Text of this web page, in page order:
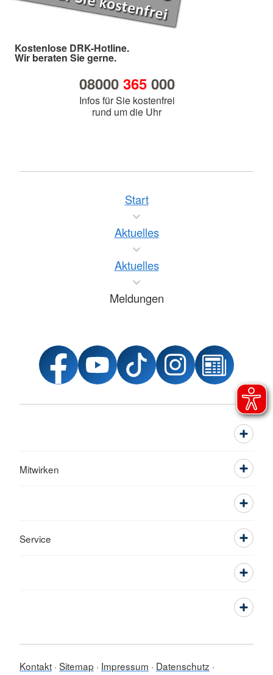
Kostenlose DRK-Hotline.
Wir beraten Sie gerne.
08000 365000
Infos für Sie kostenfrei
rund um die Uhr
Start
Aktuelles
Aktuelles
Meldungen
Mitwirken
Service
Kontakt Sitemap Impressum
Datenschutz